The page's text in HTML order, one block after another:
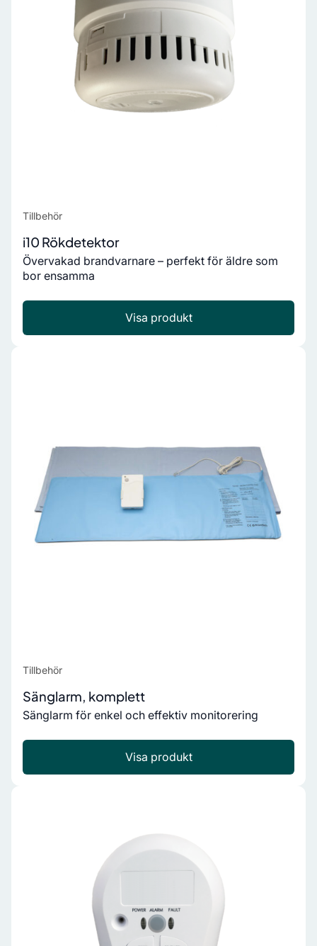
Tillbehör
i10 Rökdetektor
Övervakad brandvarnare – perfekt för äldre som
bor ensamma
Visa produkt
Tillbehör
Sänglarm, komplett
Sänglarm för enkel och effektiv monitorering
Visa produkt